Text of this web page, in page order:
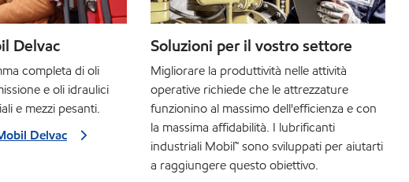
Delvac
completa di oli
e oli idraulici
e mezzi pesanti.
Delvac
Soluzioni per il vostro settore
Migliorare la produttività nelle attività
operative richiede che le attrezzature
funzionino al massimo dell'efficienza e con
la massima affidabilità. I lubrificanti
industriali Mobil™ sono sviluppati per aiutarti
a raggiungere questo obiettivo.